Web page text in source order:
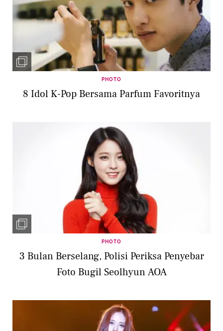
PHOTO
8 Idol K-Pop Bersama Parfum Favoritnya
PHOTO
3 Bulan Berselang, Polisi Periksa Penyebar
Foto Bugil Seolhyun AOA